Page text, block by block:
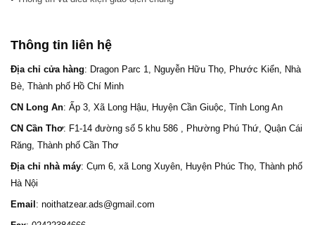
Thông tin liên hệ
Địa chỉ cửa hàng: Dragon Parc 1, Nguyễn Hữu Thọ, Phước Kiển, Nhà
Bè, Thành phố Hồ Chí Minh
CN Long An: Ấp 3, Xã Long Hậu, Huyện Cần Giuộc, Tỉnh Long An
CN Cần Thơ: F1-14 đường số 5 khu 586 , Phường Phú Thứ, Quận Cái
Răng, Thành phố Cần Thơ
Địa chỉ nhà máy: Cụm 6, xã Long Xuyên, Huyện Phúc Thọ, Thành phố
Hà Nội
Email: noithatzear.ads@gmail.com